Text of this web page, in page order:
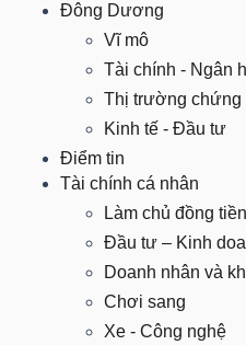
Đông Dương
Vĩ mô
Tài chính - Ngân
Thị trường chứng
Kinh tế - Đầu tư
Điểm tin
Tài chính cá nhân
Làm chủ đồng tiền
Đầu tư – Kinh
Doanh nhân và
Chơi sang
Xe - Công nghệ
VIETSTOCKFINANCE